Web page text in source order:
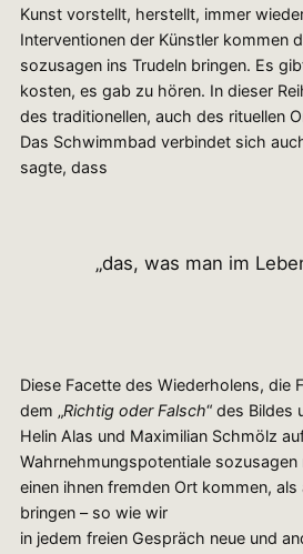
Kunst vorstellt, herstellt, immer
Interventionen der Künstler kommen
sozusagen ins Trudeln bringen. Es
kosten, es gab zu hören. In dieser
des traditionellen, auch des rituellen
Das Schwimmbad verbindet sich
sagte, dass
„das, was man im
Diese Facette des Wiederholens, die
dem „Richtig oder Falsch“ des Bildes
Helin Alas und Maximilian Schmölz
Wahrnehmungspotentiale
einen ihnen fremden Ort kommen,
bringen – so wie wir
in jedem freien Gespräch neue und